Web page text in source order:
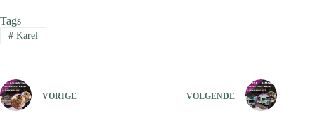
Tags
#Karel
VORIGE VOLGENDE